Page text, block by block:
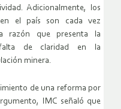
Adicionalmente, los
el país son cada vez
razón que presenta la
de claridad en la
minera.
de una reforma por
IMC señaló que